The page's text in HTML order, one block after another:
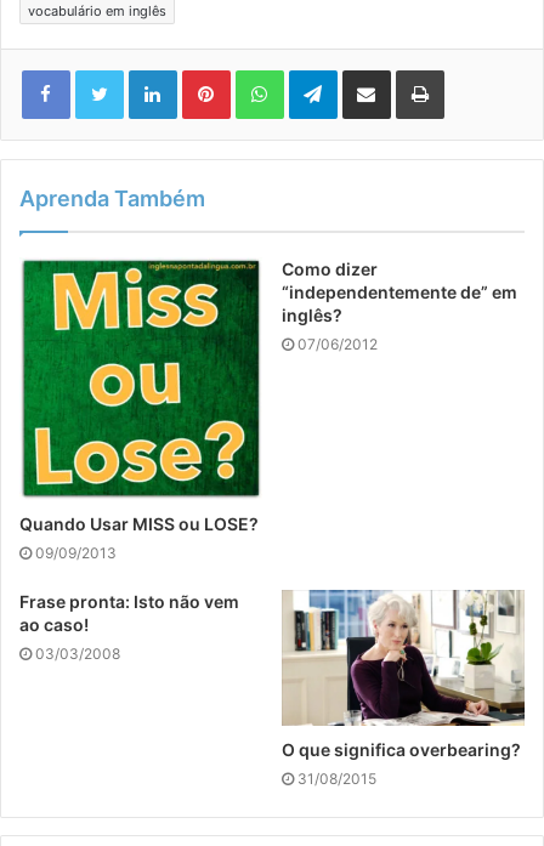
vocabulário em inglês
LinkedinPinterestWhatsAppTelegram
Compartilhar via e-mail Imprimir
Aprenda Também
Quando Usar MISS ou LOSE?
09/09/2013
Como dizer
“independentemente de” em
inglês?
07/06/2012
Frase pronta: Isto não vem
ao caso!
03/03/2008
O que significa overbearing?
31/08/2015